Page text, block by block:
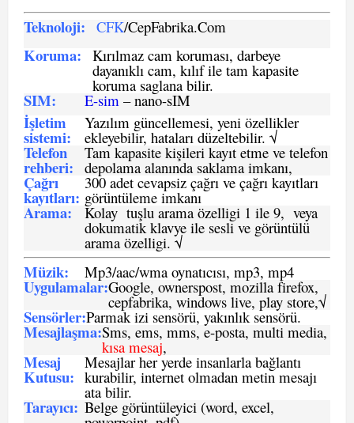
Teknoloji: CFK/CepFabrika.Com
Koruma: Kırılmaz cam koruması, darbeye
dayanıklı cam, kılıf ile tam kapasite
koruma saglana bilir.
SIM: E-sim – nano-sIM
İşletim
sistemi:
Yazılım güncellemesi, yeni özellikler
ekleyebilir, hataları düzeltebilir. √
Telefon
rehberi:
Tam kapasite kişileri kayıt etme ve telefon
depolama alanında saklama imkanı,
Çağrı
kayıtları:
300 adet cevapsiz çağrı ve çağrı kayıtları
görüntüleme imkanı
Arama: Kolay tuşlu arama özelligi 1 ile 9, veya
dokumatik klavye ile sesli ve görüntülü
arama özelligi. √
Müzik: Mp3/aac/wma oynatıcısı, mp3, mp4
Uygulamalar:Google, ownerspost, mozilla firefox,
cepfabrika, windows live, play store,√
Sensörler:Parmak izi sensörü, yakınlık sensörü.
Mesajlaşma:Sms, ems, mms, e-posta, multi media,
kısa mesaj,
Mesaj
Kutusu:
Mesajlar her yerde insanlarla bağlantı
kurabilir, internet olmadan metin mesajı
ata bilir.
Tarayıcı: Belge görüntüleyici (word, excel,